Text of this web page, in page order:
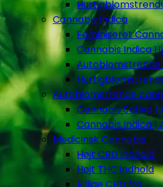
Cannabis Indica
Feminiseret
Cannabis Indica
Autoblomstrende
Autoblomstrende
Cannabis Sativa |
Cannabis Indica |
Medicinsk Cannabis
Højt CBD indhold
Højt THC indhold
Billige CBD frø